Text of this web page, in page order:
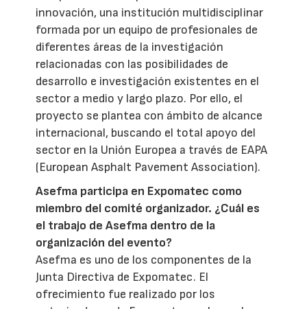
innovación, una institución multidisciplinar
formada por un equipo de profesionales de
diferentes áreas de la investigación
relacionadas con las posibilidades de
desarrollo e investigación existentes en el
sector a medio y largo plazo. Por ello, el
proyecto se plantea con ámbito de alcance
internacional, buscando el total apoyo del
sector en la Unión Europea a través de EAPA
(European Asphalt Pavement Association).
Asefma participa en Expomatec como
miembro del comité organizador. ¿Cuál es
el trabajo de Asefma dentro de la
organización del evento?
Asefma es uno de los componentes de la
Junta Directiva de Expomatec. El
ofrecimiento fue realizado por los